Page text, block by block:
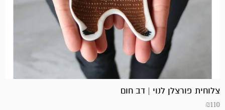
צלוחית פורצלן לנוי | דב חום
₪110